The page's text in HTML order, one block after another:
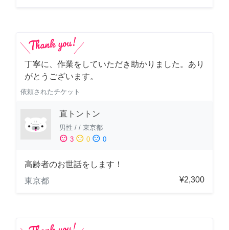
丁寧に、作業をしていただき助かりました。あり
がとうございます。
依頼されたチケット
直トントン
男性 / / 東京都
sentiment_satisfied 3 sentiment_neutral 0 sentiment_dissatisfied 0
高齢者のお世話をします！
東京都
¥2,300